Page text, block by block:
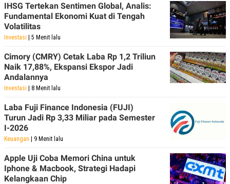
IHSG Tertekan Sentimen Global, Analis:
Fundamental Ekonomi Kuat di Tengah
Volatilitas
Investasi | 5 Menit lalu
Cimory (CMRY) Cetak Laba Rp 1,2 Triliun
Naik 17,88%, Ekspansi Ekspor Jadi
Andalannya
Investasi | 8 Menit lalu
Laba Fuji Finance Indonesia (FUJI)
Turun Jadi Rp 3,33 Miliar pada Semester
I-2026
Keuangan | 9 Menit lalu
Apple Uji Coba Memori China untuk
Iphone & Macbook, Strategi Hadapi
Kelangkaan Chip